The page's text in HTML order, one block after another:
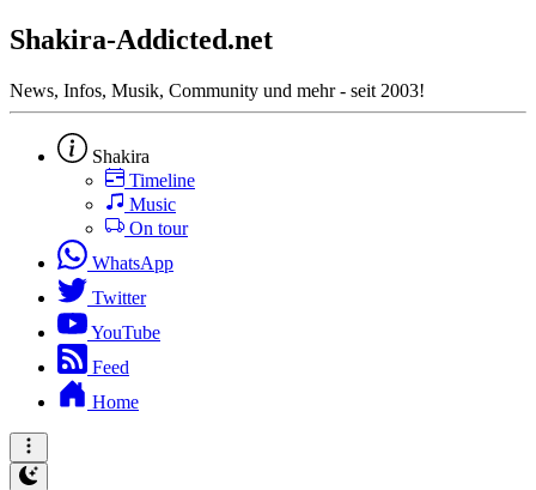
Shakira-Addicted.net
News, Infos, Musik, Community und mehr - seit 2003!
Shakira
Timeline
Music
On tour
WhatsApp
Twitter
YouTube
Feed
Home